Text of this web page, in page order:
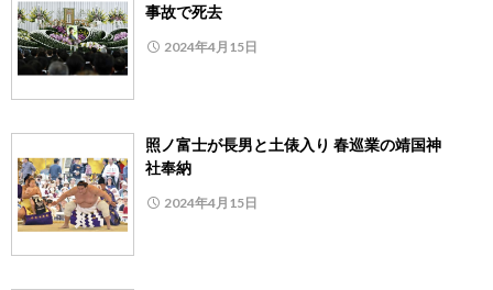
事故で死去
2024年4月15日
照ノ富士が長男と土俵入り 春巡業の靖国神
社奉納
2024年4月15日